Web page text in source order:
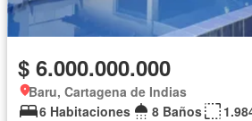
$ 6.000.000.000
Baru, Cartagena de Indias
6 Habitaciones
8 Baños